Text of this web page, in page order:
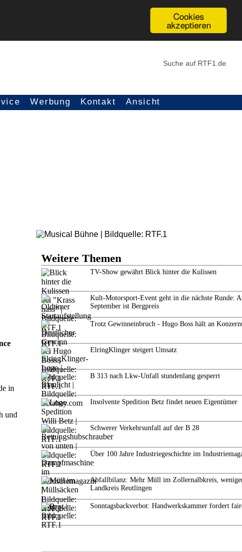
Cookies
akzeptieren
Werbung Kontakt Ansicht
in
und
Weitere Themen
TV-Show gewährt Blick hinter die Kulissen
Kult-Motorsport-Event geht in die nächste Runde:
September ist Bergpreis
Trotz Gewinneinbruch - Hugo Boss hält an
ElringKlinger steigert Umsatz
B 313 nach Lkw-Unfall stundenlang gesperrt
Insolvente Spedition Betz findet neuen Eigentümer
Schwerer Verkehrsunfall auf der B 28
Über 100 Jahre Industriegeschichte im
Abfallbilanz: Mehr Müll im Zollernalbkreis,
Landkreis Reutlingen
Sonntagsbackverbot: Handwerkskammer fordert